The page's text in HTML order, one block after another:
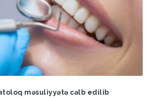
məsuliyyətə cəlb edilib